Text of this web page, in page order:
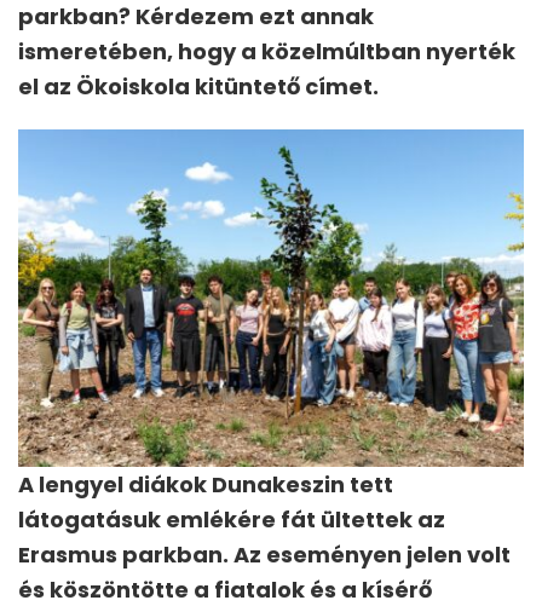
parkban? Kérdezem ezt annak
ismeretében, hogy a közelmúltban nyerték
el az Ökoiskola kitüntető címet.
A lengyel diákok Dunakeszin tett
látogatásuk emlékére fát ültettek az
Erasmus parkban. Az eseményen jelen volt
és köszöntötte a fiatalok és a kísérő